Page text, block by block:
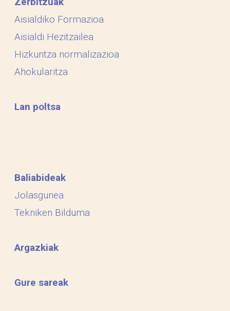
Aisialdiko Formazioa
Aisialdi Hezitzailea
Hizkuntza normalizazioa
Ahokularitza
Lan poltsa
Baliabideak
Jolasgunea
Tekniken Bilduma
Argazkiak
Gure sareak